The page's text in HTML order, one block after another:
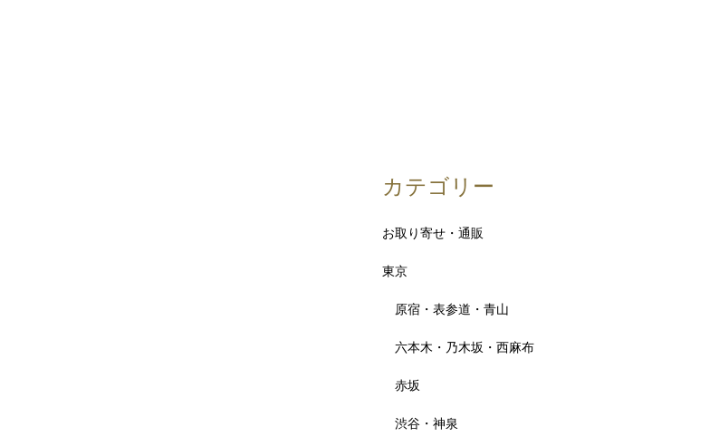
カテゴリー
お取り寄せ・通販
東京
原宿・表参道・青山
六本木・乃木坂・西麻布
赤坂
渋谷・神泉